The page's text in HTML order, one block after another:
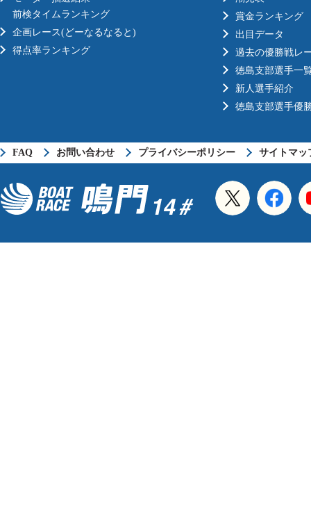
前検タイムランキング
企画レース(どーなるなると)
得点率ランキング
賞金ランキング
出目データ
過去の優勝戦レ
徳島支部選手一
新人選手紹介
徳島支部選手優
FAQ お問い合わせ プライバシーポリシー サイトマッ